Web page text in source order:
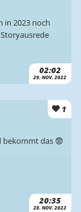
02:02
29. NOV. 2022
in 2023 noch
1
20:35
28. NOV. 2022
bekommt das 😨